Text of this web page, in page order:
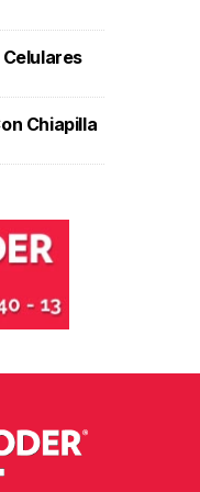
Celulares
Chiapilla